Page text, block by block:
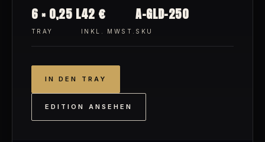
6 × 0,25 L
TRAY
42 €
INKL. MWST.
A-GLD-250
SKU
IN DEN TRAY
EDITION ANSEHEN